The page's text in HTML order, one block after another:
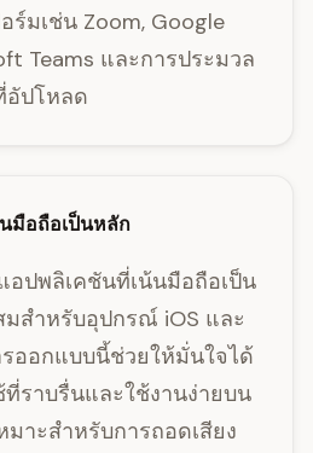
มเช่น Zoom, Google
Teams และการประมวล
อัปโหลด
มือถือเป็นหลัก
อปพลิเคชันที่เน้นมือถือเป็น
มสำหรับอุปกรณ์ iOS และ
ออกแบบนี้ช่วยให้มั่นใจได้
ราบรื่นและใช้งานง่ายบน
าะสำหรับการถอดเสียง